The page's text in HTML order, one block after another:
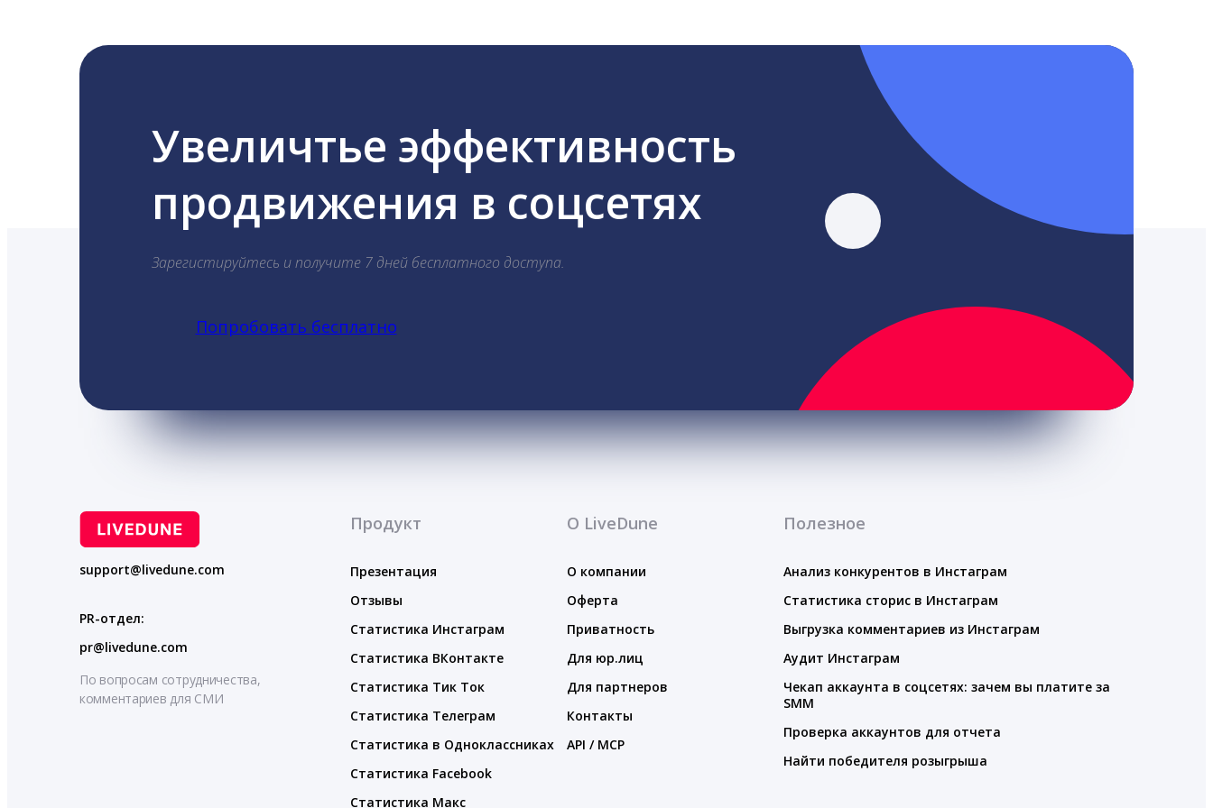
Увеличтье эффективность
продвижения в соцсетях
Зарегистируйтесь и получите 7 дней бесплатного доступа.
Попробовать бесплатно
support@livedune.com
PR-отдел:
pr@livedune.com
По вопросам сотрудничества,
комментариев для СМИ
Продукт
Презентация
Отзывы
Статистика Инстаграм
Статистика ВКонтакте
Статистика Тик Ток
Статистика Телеграм
Статистика в Одноклассниках
Статистика Facebook
Статистика Макс
О LiveDune
О компании
Оферта
Приватность
Для юр.лиц
Для партнеров
Контакты
API / MCP
Полезное
Анализ конкурентов в Инстаграм
Статистика сторис в Инстаграм
Выгрузка комментариев из Инстаграм
Аудит Инстаграм
Чекап аккаунта в соцсетях: зачем вы платите за
SMM
Проверка аккаунтов для отчета
Найти победителя розыгрыша